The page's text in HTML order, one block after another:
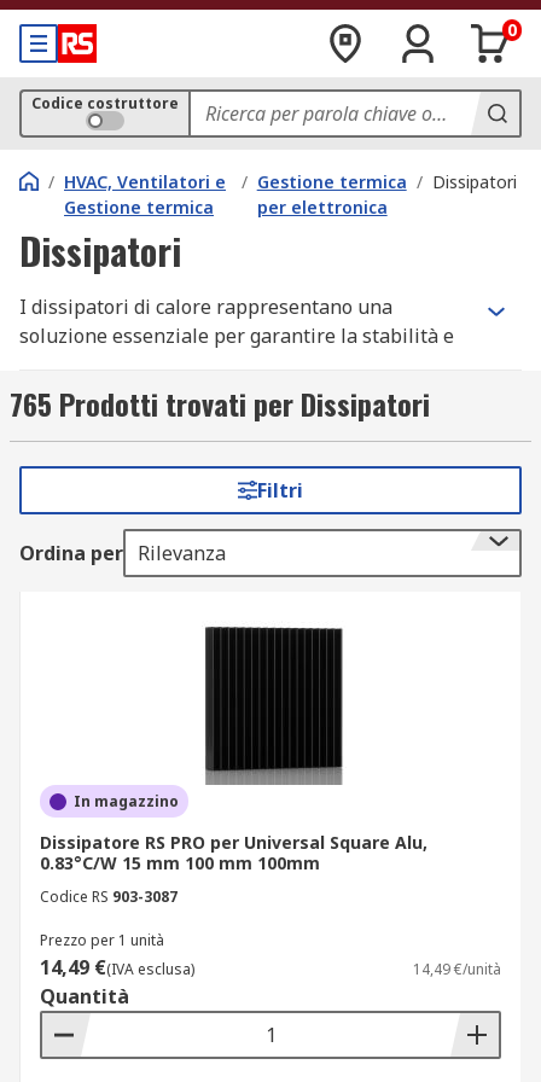
0
Codice costruttore
/ HVAC, Ventilatori e
Gestione termica
/ Gestione termica
per elettronica
/ Dissipatori
Dissipatori
I dissipatori di calore rappresentano una
soluzione essenziale per garantire la stabilità e
evitando danni causati dal surriscaldamento.
Progettati per rispondere a diverse esigenze
applicazioni, dall’elettronica di potenza ai
dispositivi embedded. Che si tratti di dissipatori
passivi o dissipatori a liquido, la scelta del
modello più adatto dipende da vari fattori tecnici
gamma di dissipatori di alta qualità, selezionati
catalogo
Nel nostro assortimento trovi diverse tipologie di
prodotti per ogni esigenza progettuale. Ogni
soluzione è pensata per ottimizzare la gestione
termica per elettronica e garantire affidabilità a
lungo termine.
Dissipatori passivi
765 Prodotti trovati per Dissipatori
Filtri
Ordina per Rilevanza
In magazzino
Dissipatore RS PRO per Universal Square Alu,
0.83°C/W 15 mm 100 mm 100mm
Codice RS 903-3087
Prezzo per 1 unità
14,49 €(IVA esclusa) 14,49 €/unità
Quantità